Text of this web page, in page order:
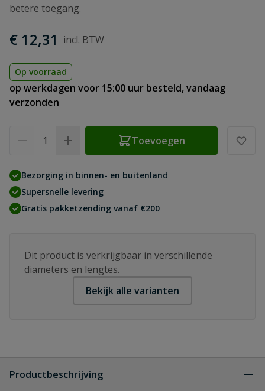
betere toegang.
€ 12,31
Op voorraad
op werkdagen voor 15:00 uur besteld, vandaag
verzonden
Toevoegen
Bezorging in binnen- en buitenland
Supersnelle levering
Gratis pakketzending vanaf €200
Dit product is verkrijgbaar in verschillende
diameters en lengtes.
Bekijk alle varianten
Productbeschrijving